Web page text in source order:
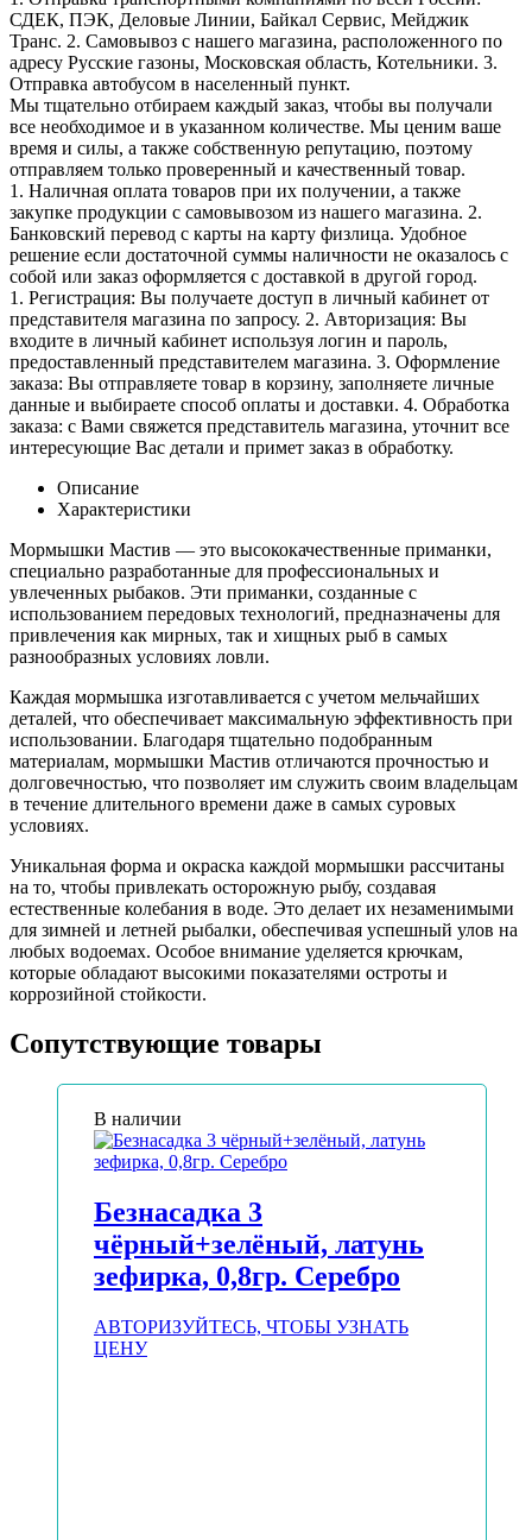
СДЕК, ПЭК, Деловые Линии, Байкал Сервис, Мейджик
Транс. 2. Самовывоз с нашего магазина, расположенного по
адресу Русские газоны, Московская область, Котельники. 3.
Отправка автобусом в населенный пункт.
Мы тщательно отбираем каждый заказ, чтобы вы получали
все необходимое и в указанном количестве. Мы ценим ваше
время и силы, а также собственную репутацию, поэтому
отправляем только проверенный и качественный товар.
1. Наличная оплата товаров при их получении, а также
закупке продукции с самовывозом из нашего магазина. 2.
Банковский перевод с карты на карту физлица. Удобное
решение если достаточной суммы наличности не оказалось с
собой или заказ оформляется с доставкой в другой город.
1. Регистрация: Вы получаете доступ в личный кабинет от
представителя магазина по запросу. 2. Авторизация: Вы
входите в личный кабинет используя логин и пароль,
предоставленный представителем магазина. 3. Оформление
заказа: Вы отправляете товар в корзину, заполняете личные
данные и выбираете способ оплаты и доставки. 4. Обработка
заказа: с Вами свяжется представитель магазина, уточнит все
интересующие Вас детали и примет заказ в обработку.
Описание
Характеристики
Мормышки Мастив — это высококачественные приманки,
специально разработанные для профессиональных и
увлеченных рыбаков. Эти приманки, созданные с
использованием передовых технологий, предназначены для
привлечения как мирных, так и хищных рыб в самых
разнообразных условиях ловли.
Каждая мормышка изготавливается с учетом мельчайших
деталей, что обеспечивает максимальную эффективность при
использовании. Благодаря тщательно подобранным
материалам, мормышки Мастив отличаются прочностью и
долговечностью, что позволяет им служить своим владельцам
в течение длительного времени даже в самых суровых
условиях.
Уникальная форма и окраска каждой мормышки рассчитаны
на то, чтобы привлекать осторожную рыбу, создавая
естественные колебания в воде. Это делает их незаменимыми
для зимней и летней рыбалки, обеспечивая успешный улов на
любых водоемах. Особое внимание уделяется крючкам,
которые обладают высокими показателями остроты и
коррозийной стойкости.
Сопутствующие товары
В наличии
Безнасадка 3
чёрный+зелёный, латунь
зефирка, 0,8гр. Серебро
АВТОРИЗУЙТЕСЬ, ЧТОБЫ УЗНАТЬ
ЦЕНУ